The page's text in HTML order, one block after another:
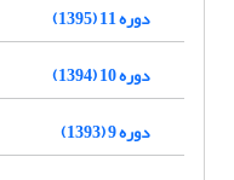
دوره 11 (1395)
دوره 10 (1394)
دوره 9 (1393)